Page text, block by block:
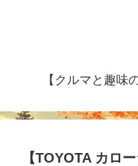
【クルマと趣味
【TOYOTA カロ